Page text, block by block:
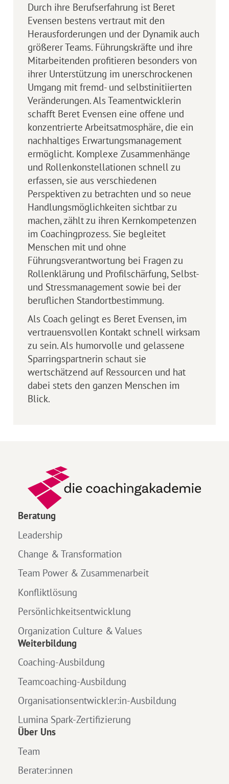
Durch ihre Berufserfahrung ist Beret
Evensen bestens vertraut mit den
Herausforderungen und der Dynamik auch
größerer Teams. Führungskräfte und ihre
Mitarbeitenden profitieren besonders von
ihrer Unterstützung im unerschrockenen
Umgang mit fremd- und selbstinitiierten
Veränderungen. Als Teamentwicklerin
schafft Beret Evensen eine offene und
konzentrierte Arbeitsatmosphäre, die ein
nachhaltiges Erwartungsmanagement
ermöglicht. Komplexe Zusammenhänge
und Rollenkonstellationen schnell zu
erfassen, sie aus verschiedenen
Perspektiven zu betrachten und so neue
Handlungsmöglichkeiten sichtbar zu
machen, zählt zu ihren Kernkompetenzen
im Coachingprozess. Sie begleitet
Menschen mit und ohne
Führungsverantwortung bei Fragen zu
Rollenklärung und Profilschärfung, Selbst-
und Stressmanagement sowie bei der
beruflichen Standortbestimmung.
Als Coach gelingt es Beret Evensen, im
vertrauensvollen Kontakt schnell wirksam
zu sein. Als humorvolle und gelassene
Sparringspartnerin schaut sie
wertschätzend auf Ressourcen und hat
dabei stets den ganzen Menschen im
Blick.
Beratung
Leadership
Change & Transformation
Team Power & Zusammenarbeit
Konfliktlösung
Persönlichkeitsentwicklung
Organization Culture & Values
Weiterbildung
Coaching-Ausbildung
Teamcoaching-Ausbildung
Organisationsentwickler:in-Ausbildung
Lumina Spark-Zertifizierung
Über Uns
Team
Berater:innen